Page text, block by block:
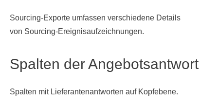
Sourcing-Exporte umfassen verschiedene Details
von Sourcing-Ereignisaufzeichnungen.
Spalten der Angebotsantwort
Spalten mit Lieferantenantworten auf Kopfebene.